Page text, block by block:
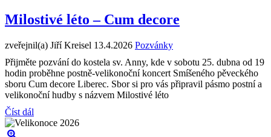
Milostivé léto – Cum decore
zveřejnil(a) Jiří Kreisel 13.4.2026 Pozvánky
Přijměte pozvání do kostela sv. Anny, kde v sobotu 25. dubna od 19
hodin proběhne postně-velikonoční koncert Smíšeného pěveckého
sboru Cum decore Liberec. Sbor si pro vás připravil pásmo postní a
velikonoční hudby s názvem Milostivé léto
Číst dál